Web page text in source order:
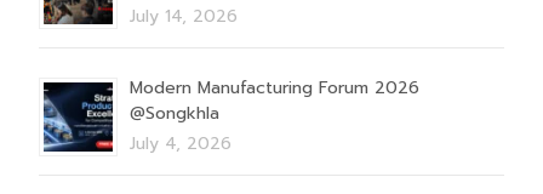
July 14, 2026
Modern Manufacturing Forum 2026
@Songkhla
July 4, 2026